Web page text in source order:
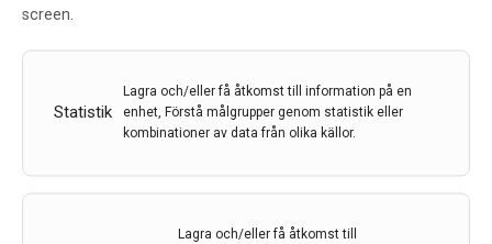
screen.
Statistik
Lagra och/eller få åtkomst till information på en
enhet, Förstå målgrupper genom statistik eller
kombinationer av data från olika källor.
Lagra och/eller få åtkomst till
kan förutsäga utvecklingen av demens upp till tio år
möjligheter…